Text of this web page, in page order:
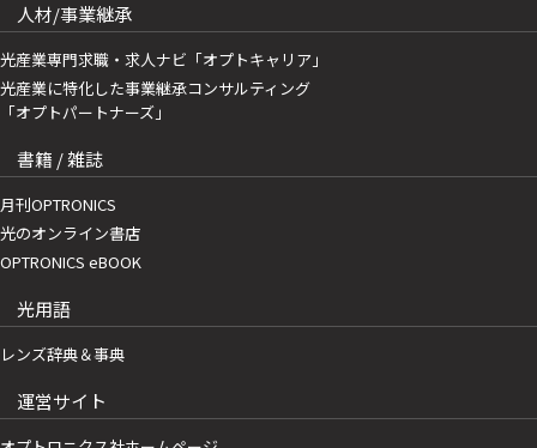
人材/事業継承
光産業専門求職・求人ナビ「オプトキャリア」
光産業に特化した事業継承コンサルティング
「オプトパートナーズ」
書籍 / 雑誌
月刊OPTRONICS
光のオンライン書店
OPTRONICS eBOOK
光用語
レンズ辞典＆事典
運営サイト